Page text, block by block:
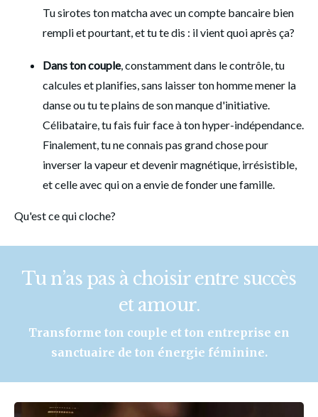
Tu sirotes ton matcha avec un compte bancaire bien
rempli et pourtant, et tu te dis : il vient quoi après ça?
Dans ton couple, constamment dans le contrôle, tu
calcules et planifies, sans laisser ton homme mener la
danse ou tu te plains de son manque d'initiative.
Célibataire, tu fais fuir face à ton hyper-indépendance.
Finalement, tu ne connais pas grand chose pour
inverser la vapeur et devenir magnétique, irrésistible,
et celle avec qui on a envie de fonder une famille.
Qu'est ce qui cloche?
Tu n’as pas à choisir entre succès
et amour.
Transforme ton couple et ton entreprise en
sanctuaire de ton énergie féminine.